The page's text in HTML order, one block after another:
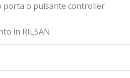
porta o pulsante controller
in RILSAN